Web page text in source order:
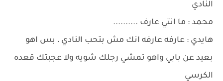
النادي
محمد : ما انتي عارف ..........
هايدي : عارفه عارفه انك مش بتحب النادي ، بس اهو
بعيد عن بابي واهو تمشي رجلك شويه ولا عجبتك قعده
الكرسي